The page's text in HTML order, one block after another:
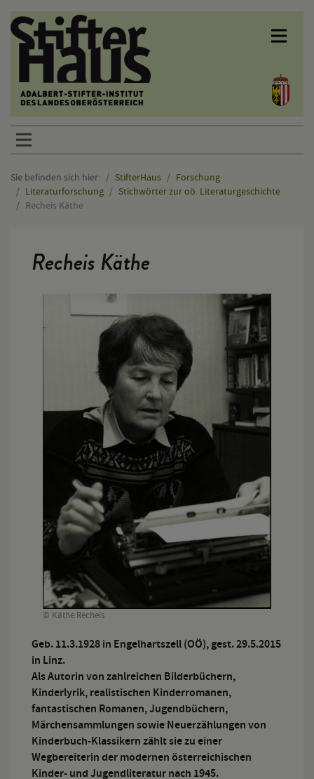
Sprunglinks
Sie befinden sich hier: StifterHaus
Forschung
Literaturforschung
Stichwörter zur oö. Literaturgeschichte
Recheis Käthe
Recheis Käthe
© Käthe Recheis
Geb. 11.3.1928 in Engelhartszell (OÖ), gest. 29.5.2015
in Linz.
Als Autorin von zahlreichen Bilderbüchern,
Kinderlyrik, realistischen Kinderromanen,
fantastischen Romanen, Jugendbüchern,
Märchensammlungen sowie Neuerzählungen von
Kinderbuch-Klassikern zählt sie zu einer
Wegbereiterin der modernen österreichischen
Kinder- und Jugendliteratur nach 1945.